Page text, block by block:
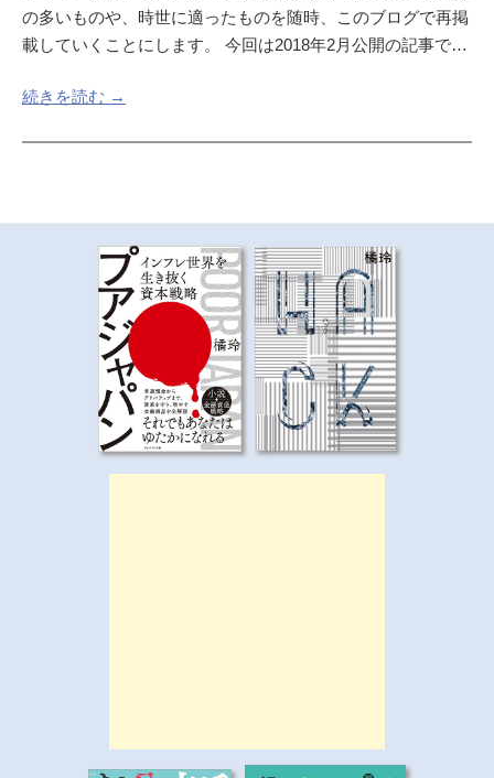
の多いものや、時世に適ったものを随時、このブログで再掲
載していくことにします。 今回は2018年2月公開の記事で…
続きを読む →